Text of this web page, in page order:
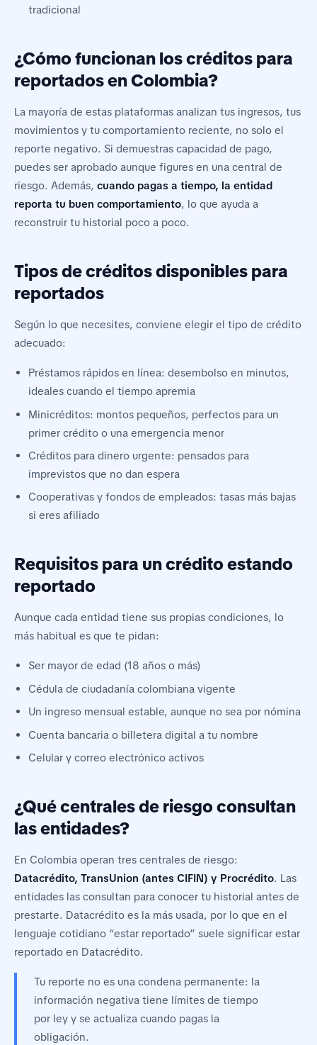
tradicional
¿Cómo funcionan los créditos para
reportados en Colombia?
La mayoría de estas plataformas analizan tus ingresos, tus
movimientos y tu comportamiento reciente, no solo el
reporte negativo. Si demuestras capacidad de pago,
puedes ser aprobado aunque figures en una central de
riesgo. Además, cuando pagas a tiempo, la entidad
reporta tu buen comportamiento, lo que ayuda a
reconstruir tu historial poco a poco.
Tipos de créditos disponibles para
reportados
Según lo que necesites, conviene elegir el tipo de crédito
adecuado:
Préstamos rápidos en línea: desembolso en minutos,
ideales cuando el tiempo apremia
Minicréditos: montos pequeños, perfectos para un
primer crédito o una emergencia menor
Créditos para dinero urgente: pensados para
imprevistos que no dan espera
Cooperativas y fondos de empleados: tasas más bajas
si eres afiliado
Requisitos para un crédito estando
reportado
Aunque cada entidad tiene sus propias condiciones, lo
más habitual es que te pidan:
Ser mayor de edad (18 años o más)
Cédula de ciudadanía colombiana vigente
Un ingreso mensual estable, aunque no sea por nómina
Cuenta bancaria o billetera digital a tu nombre
Celular y correo electrónico activos
¿Qué centrales de riesgo consultan
las entidades?
En Colombia operan tres centrales de riesgo:
Datacrédito, TransUnion (antes CIFIN) y Procrédito. Las
entidades las consultan para conocer tu historial antes de
prestarte. Datacrédito es la más usada, por lo que en el
lenguaje cotidiano “estar reportado” suele significar estar
reportado en Datacrédito.
Tu reporte no es una condena permanente: la
información negativa tiene límites de tiempo
por ley y se actualiza cuando pagas la
obligación.